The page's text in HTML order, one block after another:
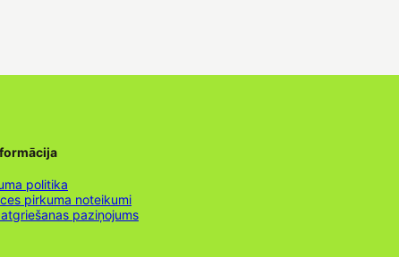
politika
pirkuma noteikumi
paziņojums